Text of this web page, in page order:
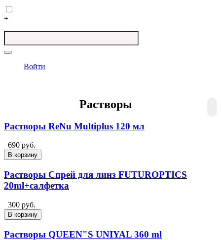
+
Войти
Растворы
Растворы ReNu Multiplus 120 мл
690 руб.
В корзину
Растворы Спрей для линз FUTUROPTICS
20ml+салфетка
300 руб.
В корзину
Растворы QUEEN"S UNIYAL 360 ml